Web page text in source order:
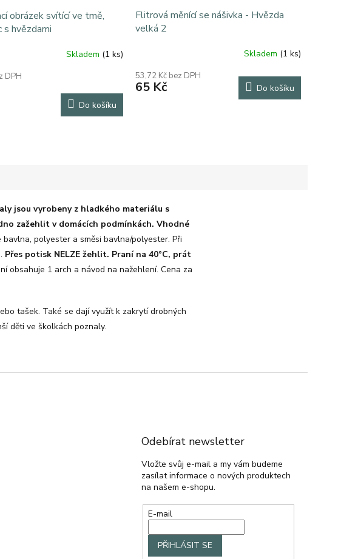
obrázek svítící ve tmě,
s hvězdami
Skladem (1 ks)
DPH
Do košíku
Flitrová měnící se nášivka - Hvězda
velká 2
Skladem (1 ks)
53,72 Kč bez DPH
65 Kč Do košíku
jsou vyrobeny z hladkého materiálu s
zažehlit v domácích podmínkách. Vhodné
bavlna, polyester a směsi bavlna/polyester. Při
Přes potisk NELZE žehlit. Praní na 40°C, prát
obsahuje 1 arch a návod na nažehlení. Cena za
tašek. Také se dají využít k zakrytí drobných
děti ve školkách poznaly.
Odebírat newsletter
Vložte svůj e-mail a my vám budeme
zasílat informace o nových produktech
na našem e-shopu.
E-mail
PŘIHLÁSIT SE